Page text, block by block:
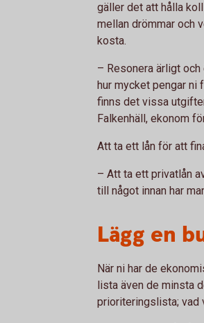
gäller det att hålla
mellan drömmar och
kosta.
– Resonera ärligt
hur mycket pengar ni
finns det vissa
Falkenhäll, ekonom
Att ta ett lån för att
– Att ta ett privatlån
till något innan har
Lägg en
När ni har de
lista även de minsta
prioriteringslista; vad